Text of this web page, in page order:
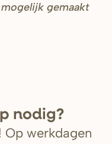
gemaakt
nodig?
Op werkdagen